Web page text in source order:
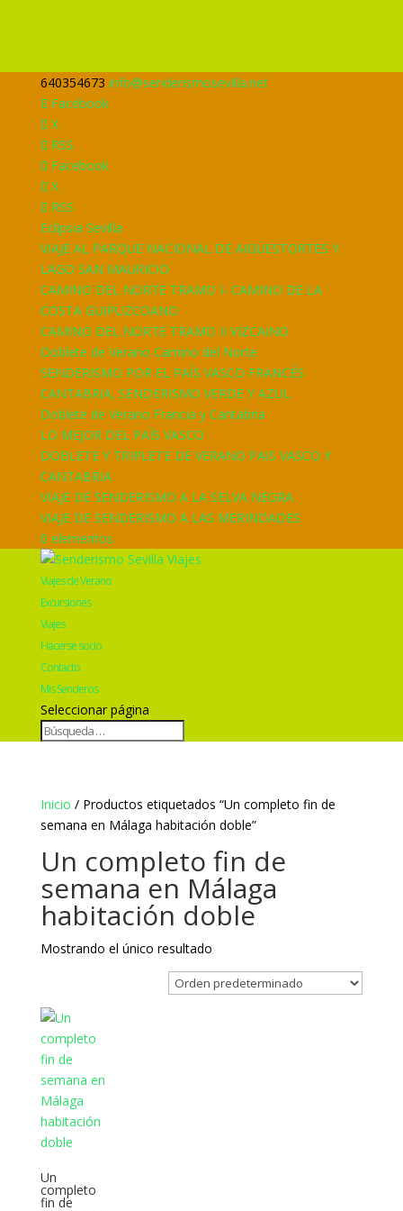
640354673 info@senderismosevilla.net
Facebook
X
RSS
Facebook
X
RSS
Eclipsia Sevilla
VIAJE AL PARQUE NACIONAL DE AIGÜESTORTES Y
LAGO SAN MAURICIO
CAMINO DEL NORTE TRAMO I- CAMINO DE LA
COSTA GUIPUZCOANO
CAMINO DEL NORTE TRAMO II VIZCAINO
Doblete de Verano Camino del Norte
SENDERISMO POR EL PAÍS VASCO FRANCÉS
CANTABRIA, SENDERISMO VERDE Y AZUL
Doblete de Verano Francia y Cantabria
LO MEJOR DEL PAÍS VASCO
DOBLETE Y TRIPLETE DE VERANO PAIS VASCO Y
CANTABRIA
VIAJE DE SENDERISMO A LA SELVA NEGRA
VIAJE DE SENDERISMO A LAS MERINDADES
0 elementos
Viajes de Verano
Excursiones
Viajes
Hacerse socio
Contacto
Mis Senderos
Seleccionar página
Inicio / Productos etiquetados “Un completo fin de
semana en Málaga habitación doble”
Un completo fin de
semana en Málaga
habitación doble
Mostrando el único resultado
Un
completo
fin de